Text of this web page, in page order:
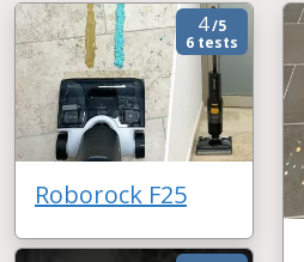
4/5
6 tests
Roborock F25